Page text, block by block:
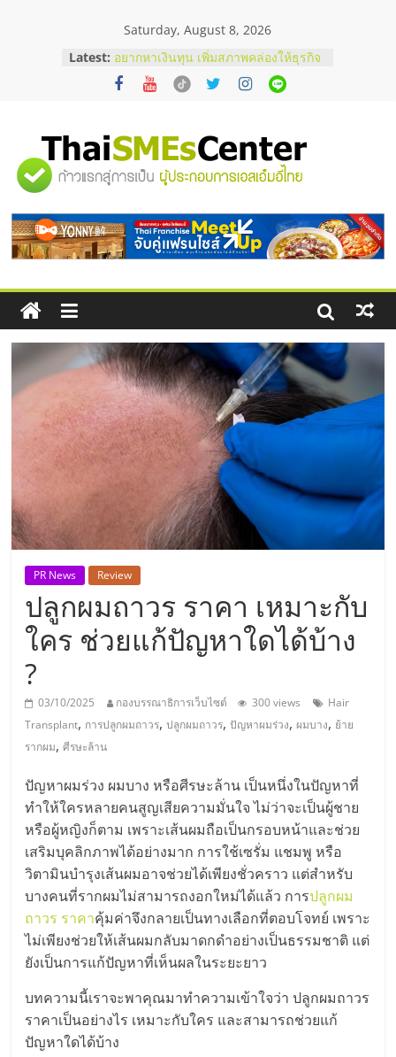
Saturday, August 8, 2026
Latest: อยากหาเงินทุน เพิ่มสภาพคล่องให้ธุรกิจ
เริ่มยังไงให้ผ่านฉลุย
สัมมนาออนไลน์ โอกาสบริหารสถานี
ThaiFranchise Meet Up จับคู่แฟรน
ไชส์ ครั้งที่ 8
ร้านเครื่องเสียงคุณภาพสูง พร้อม
บริษัท Cybersecurity ในไทยที่ไหนดี?
วิธีเลือกผู้ให้บริการให้คุ้มค่าและตอบ
โจทย์ธุรกิจ
"ศูนย์
รวม
ข้อมูล
ธุรกิจ
SME
แห่ง
ประเทศไทย,
ThaiSMEsCenter,
รวม
ธุรกิจ
เอ
ส
เอ็
มอี
ไทย,
SMEs,
แฟ
รน
PR News Review
ปลูกผมถาวร ราคา เหมาะกับ
ใคร ช่วยแก้ปัญหาใดได้บ้าง
?
03/10/2025 กองบรรณาธิการเว็บไซต์ 300 views
Hair
Transplant, การปลูกผมถาวร,ปลูกผมถาวร,ปัญหาผมร่วง,ผมบาง, ย้าย
รากผม,ศีรษะล้าน
ปัญหาผมร่วง ผมบาง หรือศีรษะล้าน เป็นหนึ่งในปัญหาที่
ทำให้ใครหลายคนสูญเสียความมั่นใจ ไม่ว่าจะเป็นผู้ชาย
หรือผู้หญิงก็ตาม เพราะเส้นผมถือเป็นกรอบหน้าและช่วย
เสริมบุคลิกภาพได้อย่างมาก การใช้เซรั่ม แชมพู หรือ
วิตามินบำรุงเส้นผมอาจช่วยได้เพียงชั่วคราว แต่สำหรับ
บางคนที่รากผมไม่สามารถงอกใหม่ได้แล้ว การปลูกผม
ถาวร ราคาคุ้มค่าจึงกลายเป็นทางเลือกที่ตอบโจทย์ เพราะ
ไม่เพียงช่วยให้เส้นผมกลับมาดกดำอย่างเป็นธรรมชาติ แต่
ยังเป็นการแก้ปัญหาที่เห็นผลในระยะยาว
บทความนี้เราจะพาคุณมาทำความเข้าใจว่า ปลูกผมถาวร
ราคาเป็นอย่างไร เหมาะกับใคร และสามารถช่วยแก้
ปัญหาใดได้บ้าง